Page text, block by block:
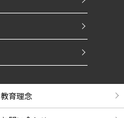
教育理念